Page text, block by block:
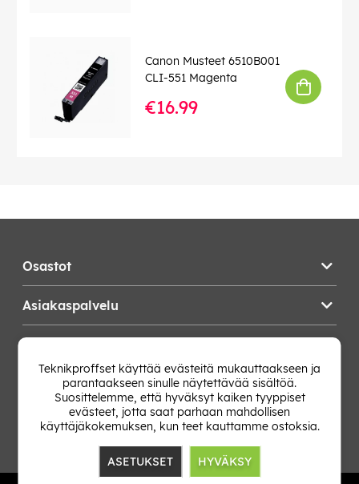
Canon Musteet 6510B001
CLI-551 Magenta
€16.99
Osastot
Asiakaspalvelu
Vaihda Maa
Teknikproffset käyttää evästeitä mukauttaakseen ja
parantaakseen sinulle näytettävää sisältöä.
Suosittelemme, että hyväksyt kaiken tyyppiset
evästeet, jotta saat parhaan mahdollisen
käyttäjäkokemuksen, kun teet kauttamme ostoksia.
ASETUKSET HYVÄKSY